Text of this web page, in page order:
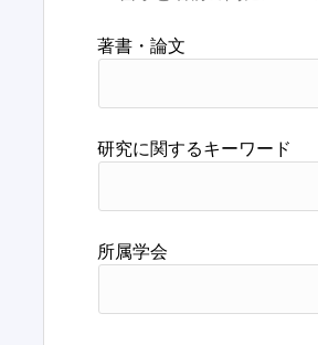
著書・論文
研究に関するキーワード
所属学会